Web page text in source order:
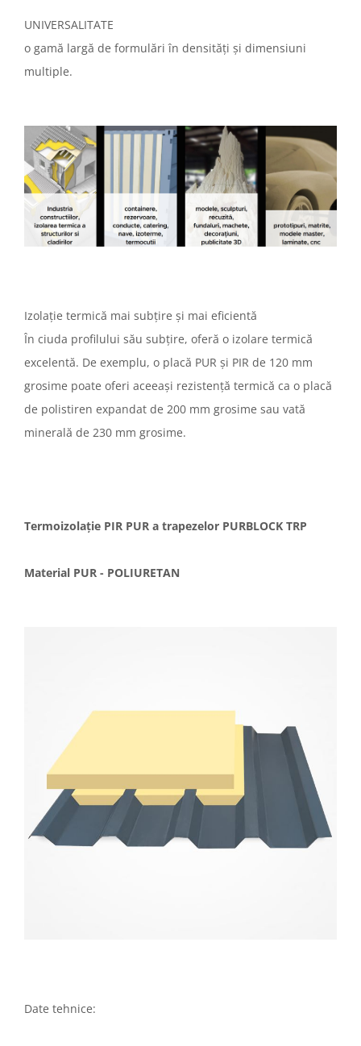
UNIVERSALITATE
o gamă largă de formulări în densități și dimensiuni
multiple.
Izolație termică mai subțire și mai eficientă
În ciuda profilului său subțire, oferă o izolare termică
excelentă. De exemplu, o placă PUR și PIR de 120 mm
grosime poate oferi aceeași rezistență termică ca o placă
de polistiren expandat de 200 mm grosime sau vată
minerală de 230 mm grosime.
Termoizolație PIR PUR a trapezelor PURBLOCK TRP
Material PUR - POLIURETAN
Date tehnice: